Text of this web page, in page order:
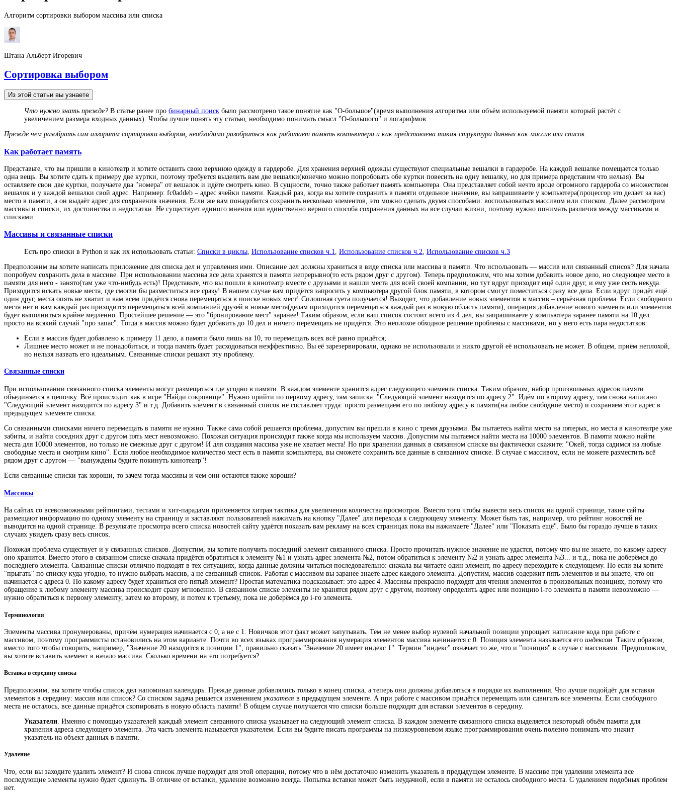
Алгоритм сортировки выбором массива или списка
Штана Альберт Игоревич
Сортировка выбором
Из этой статьи вы узнаете
Что нужно знать прежде? В статье ранее про бинарный поиск было рассмотрено такое понятие как "О-большое"(время выполнения алгоритма или объём используемой памяти который растёт с
увеличением размера входных данных). Чтобы лучше понять эту статью, необходимо понимать смысл "О-большого" и логарифмов.
Прежде чем разобрать сам алгоритм сортировки выбором, необходимо разобраться как работает память компьютера и как представлена такая структура данных как массив или список.
Как работает память
Представьте, что вы пришли в кинотеатр и хотите оставить свою верхнюю одежду в гардеробе. Для хранения верхней одежды существуют специальные вешалки в гардеробе. На каждой вешалке помещается только
одна вещь. Вы хотите сдать к примеру две куртки, поэтому требуется выделить вам две вешалки(конечно можно попробовать обе куртки повесить на одну вешалку, но для примера представим что нельзя). Вы
оставляете свои две куртки, получаете два "номера" от вешалок и идёте смотреть кино. В сущности, точно также работает память компьютера. Она представляет собой нечто вроде огромного гардероба со множеством
вешалок и у каждой вешалки свой адрес. Например: fc0addeb – адрес ячейки памяти. Каждый раз, когда вы хотите сохранить в памяти отдельное значение, вы запрашиваете у компьютера(процессор это делает за вас)
место в памяти, а он выдаёт адрес для сохранения значения. Если же вам понадобится сохранить несколько элементов, это можно сделать двумя способами: воспользоваться массивом или списком. Далее рассмотрим
массивы и списки, их достоинства и недостатки. Не существует единого мнения или единственно верного способа сохранения данных на все случаи жизни, поэтому нужно понимать различия между массивами и
списками.
Массивы и связанные списки
Есть про списки в Python и как их использовать статьи: Списки в циклы Использование списков ч.1 Использование списков ч.2 Использование списков ч.3
Предположим вы хотите написать приложение для списка дел и управления ими. Описание дел должны храниться в виде списка или массива в памяти. Что использовать — массив или связанный список? Для начала
попробуем сохранить дела в массиве. При использовании массива все дела хранятся в памяти непрерывно(то есть рядом друг с другом). Теперь предположим, что мы хотим добавить новое дело, но следующее место в
памяти для него - занято(там уже что-нибудь есть)! Представьте, что вы пошли в кинотеатр вместе с друзьями и нашли места для всей своей компании, но тут вдруг приходит ещё один друг, и ему уже сесть некуда.
Приходится искать новые места, где смогли бы разместиться все сразу! В нашем случае вам придётся запросить у компьютера другой блок памяти, в котором смогут поместиться сразу все дела. Если вдруг придёт ещё
один друг, места опять не хватит и вам всем придётся снова перемещаться в поиске новых мест! Сплошная суета получается! Выходит, что добавление новых элементов в массив – серьёзная проблема. Если свободного
места нет и вам каждый раз приходится перемещаться всей компанией друзей в новые места(делам приходится перемещаться каждый раз в новую область памяти), операция добавление нового элемента или элементов
будет выполниться крайне медленно. Простейшее решение — это "бронирование мест" заранее! Таким образом, если ваш список состоит всего из 4 дел, вы запрашиваете у компьютера заранее памяти на 10 дел...
просто на всякий случай "про запас". Тогда в массив можно будет добавить до 10 дел и ничего перемещать не придётся. Это неплохое обходное решение проблемы с массивами, но у него есть пара недостатков:
Если в массив будет добавлено к примеру 11 дело, а памяти было лишь на 10, то перемещать всех всё равно придётся;
Лишнее место может и не понадобиться, и тогда память будет расходоваться неэффективно. Вы её зарезервировали, однако не использовали и никто другой её использовать не может. В общем, приём неплохой,
но нельзя назвать его идеальным. Связанные списки решают эту проблему.
Связанные списки
При использовании связанного списка элементы могут размещаться где угодно в памяти. В каждом элементе хранится адрес следующего элемента списка. Таким образом, набор произвольных адресов памяти
объединяется в цепочку. Всё происходит как в игре "Найди сокровище". Нужно прийти по первому адресу, там записка: "Следующий элемент находится по адресу 2". Идём по второму адресу, там снова написано:
"Следующий элемент находится по адресу 3" и т.д. Добавить элемент в связанный список не составляет труда: просто размещаем его по любому адресу в памяти(на любое свободное место) и сохраняем этот адрес в
предыдущем элементе списка.
Со связанными списками ничего перемещать в памяти не нужно. Также сама собой решается проблема, допустим вы прешли в кино с тремя друзьями. Вы пытаетесь найти место на пятерых, но места в кинотеатре уже
забиты, и найти соседних друг с другом пять мест невозможно. Похожая ситуация происходит также когда мы используем массив. Допустим мы пытаемся найти места на 10000 элементов. В памяти можно найти
места для 10000 элементов, но только не смежные друг с другом! И для создания массива уже не хватает места! Но при хранении данных в связанном списке вы фактически скажите: "Окей, тогда садимся на любые
свободные места и смотрим кино". Если любое необходимое количество мест есть в памяти компьютера, вы сможете сохранить все данные в связанном списке. В случае с массивом, если не можете разместить всё
рядом друг с другом — "вынуждены будите покинуть кинотеатр"!
Если связанные списки так хороши, то зачем тогда массивы и чем они остаются также хороши?
Массивы
На сайтах со всевозможными рейтингами, тестами и хит-парадами применяется хитрая тактика для увеличения количества просмотров. Вместо того чтобы вывести весь список на одной странице, такие сайты
размещают информацию по одному элементу на страницу и заставляют пользователей нажимать на кнопку "Далее" для перехода к следующему элементу. Может быть так, например, что рейтинг новостей не
выводится на одной странице. В результате просмотра всего списка новостей сайту удаётся показать вам рекламу на всех страницах пока вы нажимаете "Далее" или "Показать ещё". Было бы гораздо лучше в таких
случаях увидеть сразу весь список.
Похожая проблема существует и у связанных списков. Допустим, вы хотите получить последний элемент связанного списка. Просто прочитать нужное значение не удастся, потому что вы не знаете, по какому адресу
оно хранится. Вместо этого в связанном списке сначала придётся обратиться к элементу №1 и узнать адрес элемента №2, потом обратиться к элементу №2 и узнать адрес элемента №3... и т.д., пока не доберёмся до
последнего элемента. Связанные списки отлично подходят в тех ситуациях, когда данные должны читаться последовательно: сначала вы читаете один элемент, по адресу переходите к следующему. Но если вы хотите
"прыгать" по списку куда угодно, то нужно выбрать массив, а не связанный список. Работая с массивом вы заранее знаете адрес каждого элемента. Допустим, массив содержит пять элементов и вы знаете, что он
начинается с адреса 0. По какому адресу будет храниться его пятый элемент? Простая математика подсказывает: это адрес 4. Массивы прекрасно подходят для чтения элементов в произвольных позициях, потому что
обращение к любому элементу массива происходит сразу мгновенно. В связанном списке элементы не хранятся рядом друг с другом, поэтому определить адрес или позицию i-го элемента в памяти невозможно —
нужно обратиться к первому элементу, затем ко второму, и потом к третьему, пока не доберёмся до i-го элемента.
Терминология
Элементы массива пронумерованы, причём нумерация начинается с 0, а не с 1. Новичков этот факт может запутывать. Тем не менее выбор нулевой начальной позиции упрощает написание кода при работе с
массивом, поэтому программисты остановились на этом варианте. Почти во всех языках программирования нумерация элементов массива начинается с 0. Позиция элемента называется его индексом. Таким образом,
вместо того чтобы говорить, например, "Значение 20 находится в позиции 1", правильно сказать "Значение 20 имеет индекс 1". Термин "индекс" означает то же, что и "позиция" в случае с массивами. Предположим,
вы хотите вставить элемент в начало массива. Сколько времени на это потребуется?
Вставка в середину списка
Предположим, вы хотите чтобы список дел напоминал календарь. Прежде данные добавлялись только в конец списка, а теперь они должны добавляться в порядке их выполнения. Что лучше подойдёт для вставки
элементов в середину: массив или список? Со списком задача решается изменением указателя в предыдущем элементе. А при работе с массивом придётся перемещать или сдвигать все элементы. Если свободного
места не осталось, все данные придётся скопировать в новую область памяти! В общем случае получается что списки больше подходят для вставки элементов в середину.
Указатели . Именно с помощью указателей каждый элемент связанного списка указывает на следующий элемент списка. В каждом элементе связанного списка выделяется некоторый объём памяти для
хранения адреса следующего элемента. Эта часть элемента называется указателем. Если вы будите писать программы на низкоуровневом языке программирования очень полезно понимать что значит
указатель на объект данных в памяти.
Удаление
Что, если вы заходите удалить элемент? И снова список лучше подходит для этой операции, потому что в нём достаточно изменить указатель в предыдущем элементе. В массиве при удалении элемента все
последующие элементы нужно будет сдвинуть. В отличие от вставки, удаление возможно всегда. Попытка вставки может быть неудачной, если в памяти не осталось свободного места. С удалением подобных проблем
нет.